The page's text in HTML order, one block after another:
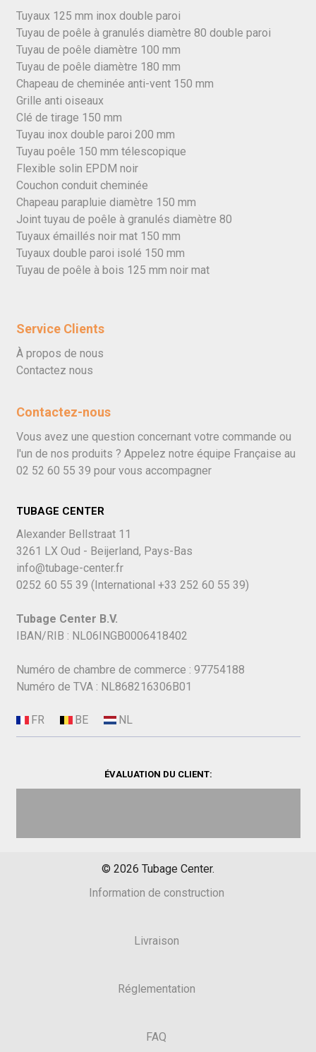
Tuyaux 125 mm inox double paroi
Tuyau de poêle à granulés diamètre 80 double paroi
Tuyau de poêle diamètre 100 mm
Tuyau de poêle diamètre 180 mm
Chapeau de cheminée anti-vent 150 mm
Grille anti oiseaux
Clé de tirage 150 mm
Tuyau inox double paroi 200 mm
Tuyau poêle 150 mm télescopique
Flexible solin EPDM noir
Couchon conduit cheminée
Chapeau parapluie diamètre 150 mm
Joint tuyau de poêle à granulés diamètre 80
Tuyaux émaillés noir mat 150 mm
Tuyaux double paroi isolé 150 mm
Tuyau de poêle à bois 125 mm noir mat
Service Clients
À propos de nous
Contactez nous
Contactez-nous
Vous avez une question concernant votre commande ou
l'un de nos produits ? Appelez notre équipe Française au
02 52 60 55 39 pour vous accompagner
TUBAGE CENTER
Alexander Bellstraat 11
3261 LX Oud - Beijerland, Pays-Bas
info@tubage-center.fr
0252 60 55 39 (International +33 252 60 55 39)
Tubage Center B.V.
IBAN/RIB : NL06INGB0006418402
Numéro de chambre de commerce : 97754188
Numéro de TVA : NL868216306B01
ÉVALUATION DU CLIENT:
© 2026 Tubage Center.
Information de construction
Livraison
Réglementation
FAQ